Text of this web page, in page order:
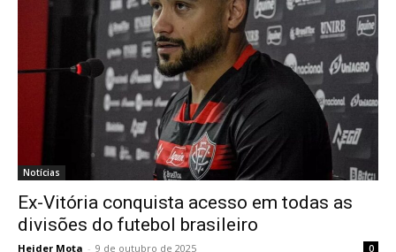
Notícias
Ex-Vitória conquista acesso em todas as
divisões do futebol brasileiro
Heider Mota - 9 de outubro de 2025 0